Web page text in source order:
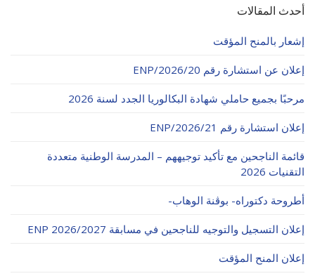
أحدث المقالات
إشعار بالمنح المؤقت
إعلان عن استشارة رقم 20/ENP/2026
مرحبًا بجميع حاملي شهادة البكالوريا الجدد لسنة 2026
إعلان استشارة رقم 21/ENP/2026
قائمة الناجحين مع تأكيد توجيههم – المدرسة الوطنية متعددة
التقنيات 2026
أطروحة دكتوراه- بوڨنة الوهاب-
إعلان التسجيل والتوجيه للناجحين في مسابقة ENP 2026/2027
إعلان المنح المؤقت